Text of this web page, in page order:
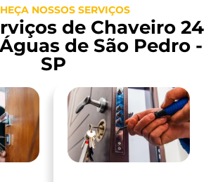
NOSSOS SERVIÇOS
de Chaveiro 24
de São Pedro -
SP